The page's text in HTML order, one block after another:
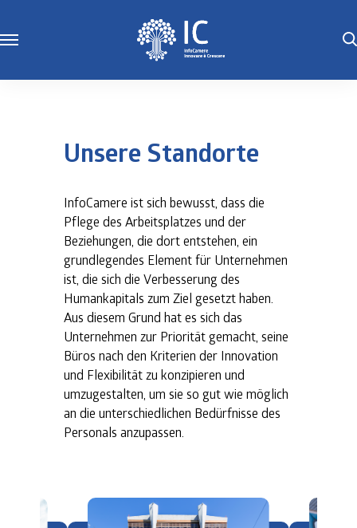
Unsere Standorte
InfoCamere ist sich bewusst, dass die
Pflege des Arbeitsplatzes und der
Beziehungen, die dort entstehen, ein
grundlegendes Element für Unternehmen
ist, die sich die Verbesserung des
Humankapitals zum Ziel gesetzt haben.
Aus diesem Grund hat es sich das
Unternehmen zur Priorität gemacht, seine
Büros nach den Kriterien der Innovation
und Flexibilität zu konzipieren und
umzugestalten, um sie so gut wie möglich
an die unterschiedlichen Bedürfnisse des
Personals anzupassen.